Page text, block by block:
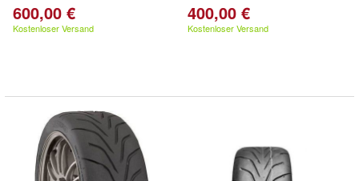
600,00 €
Kostenloser Versand
400,00 €
Kostenloser Versand